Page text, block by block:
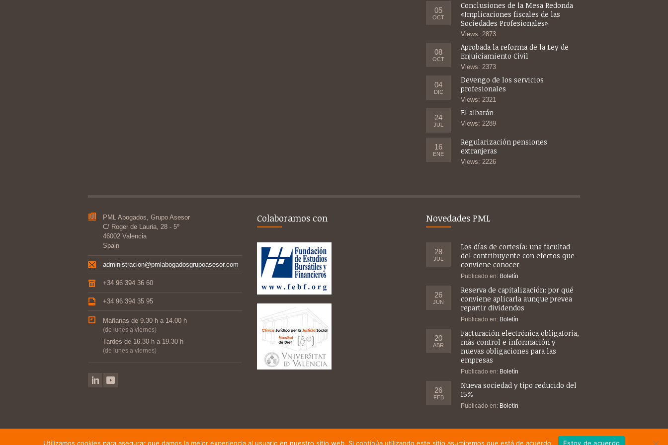
05
OCT
Conclusiones de la Mesa Redonda
«Implicaciones fiscales de las
Sociedades Profesionales»
Views: 2873
08
OCT
Aprobada la reforma de la Ley de
Enjuiciamiento Civil
Views: 2373
04
DIC
Devengo de los servicios
profesionales
Views: 2321
24
JUL
El albarán
Views: 2289
16
ENE
Regularización pensiones
extranjeras
Views: 2226
PML Abogados, Grupo Asesor
C/ Roger de Lauria, 28 - 5º
46002 Valencia
Spain
administracion@pmlabogadosgrupoasesor.com
+34 96 394 36 60
+34 96 394 35 95
Mañanas de 9.30 h a 14.00 h
(de lunes a viernes)
Tardes de 16.30 h a 19.30 h
(de lunes a viernes)
Colaboramos con Novedades PML
28
JUL
Los días de cortesía: una facultad
del contribuyente con efectos que
conviene conocer
Publicado en: Boletín
26
JUN
Reserva de capitalización: por qué
conviene aplicarla aunque prevea
repartir dividendos
Publicado en: Boletín
20
ABR
Facturación electrónica obligatoria,
más control e información y
nuevas obligaciones para las
empresas
Publicado en: Boletín
26
FEB
Nueva sociedad y tipo reducido del
15%
Publicado en: Boletín
Utilizamos cookies para asegurar que damos la mejor experiencia al usuario en nuestro sitio web. Si continúa utilizando este sitio asumiremos que está de acuerdo. Estoy de acuerdo